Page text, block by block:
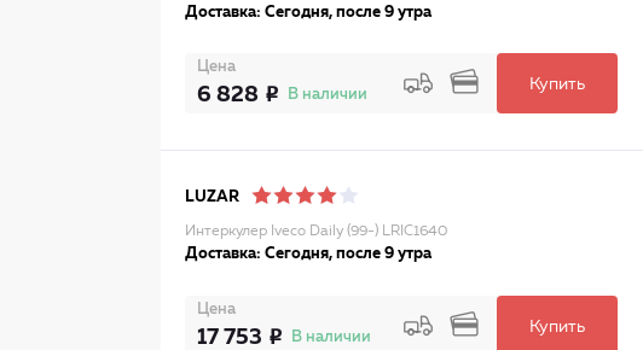
Доставка: Сегодня, после 9 утра
Цена
6 828 В наличии
Купить
LUZAR
Интеркулер Iveco Daily (99-) LRIC1640
Доставка: Сегодня, после 9 утра
Цена
17 753 В наличии
Купить